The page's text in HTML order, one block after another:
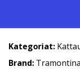
Kategoriat:
Brand: Tramontina